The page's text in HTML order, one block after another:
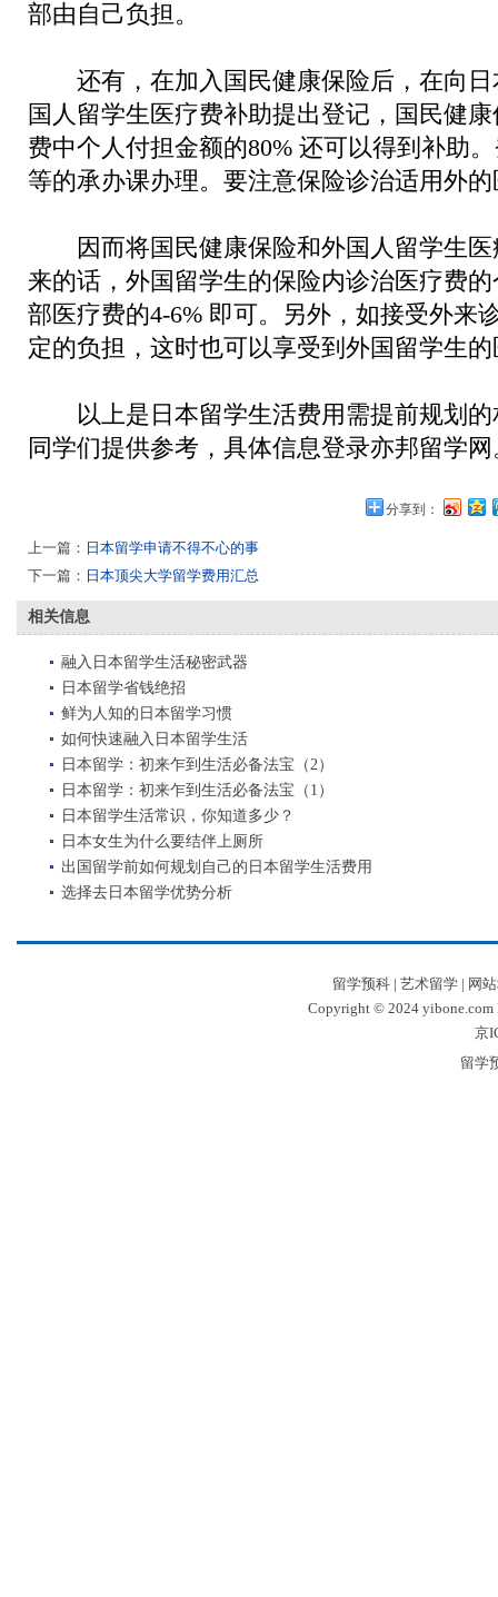
部由自己负担。
还有，在加入国民健康保险后，在向日
国人留学生医疗费补助提出登记，国民健
费中个人付担金额的80% 还可以得到补助
等的承办课办理。要注意保险诊治适用外
因而将国民健康保险和外国人留学生医
来的话，外国留学生的保险内诊治医疗费
部医疗费的4-6% 即可。另外，如接受外来
定的负担，这时也可以享受到外国留学生
以上是日本留学生活费用需提前规划的
同学们提供参考，具体信息登录亦邦留学网
分享到：
上一篇： 日本留学申请不得不心的事
下一篇： 日本顶尖大学留学费用汇总
相关信息
融入日本留学生活秘密武器
日本留学省钱绝招
鲜为人知的日本留学习惯
如何快速融入日本留学生活
日本留学：初来乍到生活必备法宝（2）
日本留学：初来乍到生活必备法宝（1）
日本留学生活常识，你知道多少？
日本女生为什么要结伴上厕所
出国留学前如何规划自己的日本留学生活费用
选择去日本留学优势分析
留学预科| 艺术留学| 网
Copyright © 2024 yibone.com
京
留学